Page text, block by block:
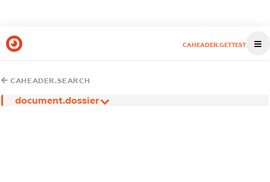
CAHEADER.GETTEST
CAHEADER.SEARCH
document.dossier